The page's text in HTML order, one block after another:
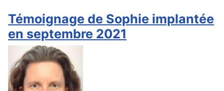
Témoignage de Sophie implantée
en septembre 2021